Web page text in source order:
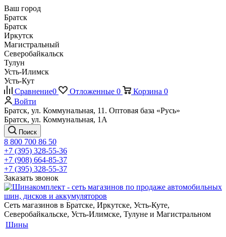
Ваш город
Братск
Братск
Иркутск
Магистральный
Северобайкальск
Тулун
Усть-Илимск
Усть-Кут
Сравнение0 Отложенные 0 Корзина 0
Войти
Братск, ул. Коммунальная, 11. Оптовая база «Русь»
Братск, ул. Коммунальная, 1А
Поиск
8 800 700 86 50
+7 (395) 328-55-36
+7 (908) 664-85-37
+7 (395) 328-55-37
Заказать звонок
Сеть магазинов в Братске, Иркутске, Усть-Куте,
Северобайкальске, Усть-Илимске, Тулуне и Магистральном
Шины